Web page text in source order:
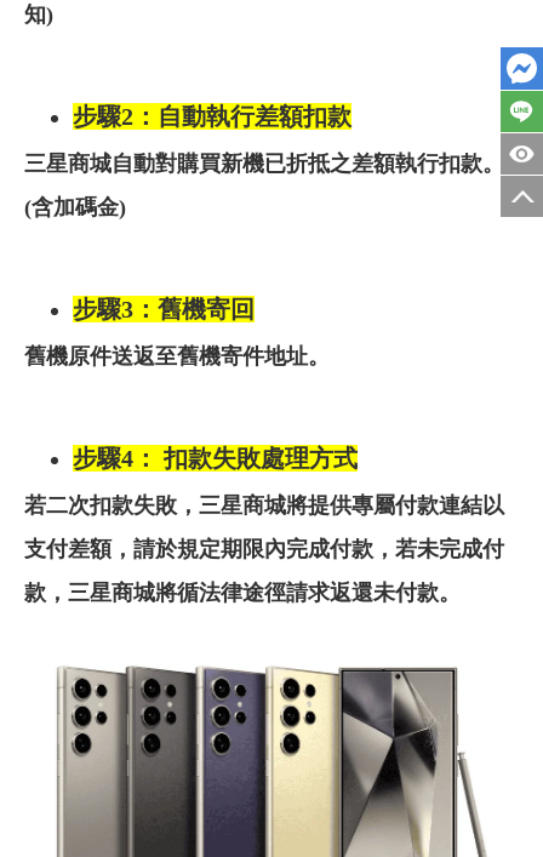
知)
步驟2：自動執行差額扣款
三星商城自動對購買新機已折抵之差額執行扣款。
(含加碼金)
步驟3：舊機寄回
舊機原件送返至舊機寄件地址。
步驟4： 扣款失敗處理方式
若二次扣款失敗，三星商城將提供專屬付款連結以
支付差額，請於規定期限內完成付款，若未完成付
款，三星商城將循法律途徑請求返還未付款。